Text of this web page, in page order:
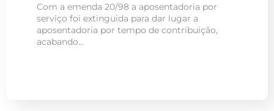
Com a emenda 20/98 a aposentadoria por
serviço foi extinguida para dar lugar a
aposentadoria por tempo de contribuição,
acabando…